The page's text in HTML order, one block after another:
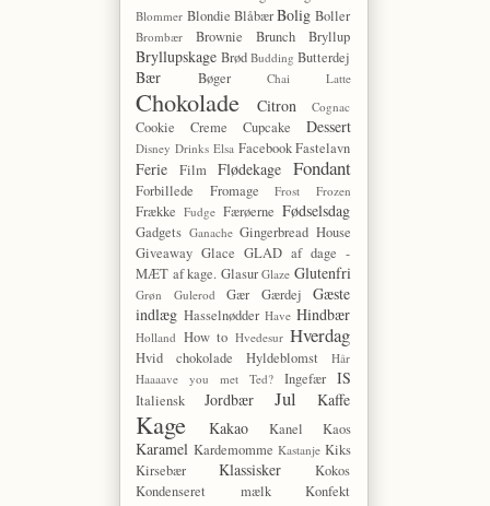
Blommer Blondie BlåbærBolig Boller
Brombær Brownie Brunch Bryllup
Bryllupskage Brød Budding Butterdej
Bær Bøger Chai Latte
Chokolade Citron Cognac
Cookie Creme Cupcake Dessert
Disney Drinks Elsa Facebook Fastelavn
Ferie Film Flødekage Fondant
Forbillede Fromage Frost Frozen
Frække Fudge Færøerne Fødselsdag
Gadgets Ganache Gingerbread House
Giveaway Glace GLAD af dage -
MÆT af kage. Glasur Glaze Glutenfri
Grøn Gulerod Gær Gærdej
Gæste
indlæg Hasselnødder Have Hindbær
Holland How to Hvedesur Hverdag
Hvid chokolade Hyldeblomst
Hår
Haaaave you met Ted?
Ingefær IS
Italiensk Jordbær Jul Kaffe
Kage Kakao Kanel Kaos
Karamel Kardemomme Kastanje Kiks
Kirsebær
Klassisker
Kokos
Kondenseret mælk
Konfekt